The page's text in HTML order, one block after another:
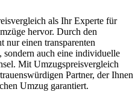
als Ihr Experte für
hervor. Durch den
nur einen transparenten
auch eine individuelle
Mit Umzugspreisvergleich
Partner, der Ihnen
Umzug garantiert.